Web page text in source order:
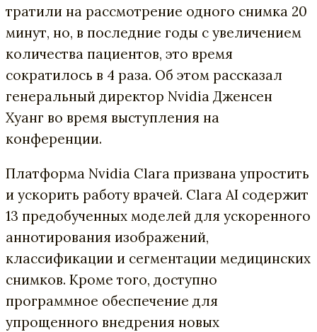
тратили на рассмотрение одного снимка 20
минут, но, в последние годы с увеличением
количества пациентов, это время
сократилось в 4 раза. Об этом рассказал
генеральный директор Nvidia Дженсен
Хуанг во время выступления на
конференции.
Платформа Nvidia Clara призвана упростить
и ускорить работу врачей. Clara AI содержит
13 предобученных моделей для ускоренного
аннотирования изображений,
классификации и сегментации медицинских
снимков. Кроме того, доступно
программное обеспечение для
упрощенного внедрения новых